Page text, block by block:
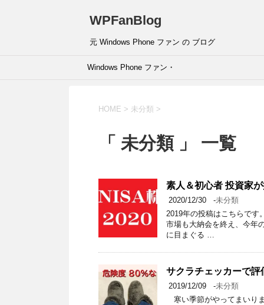
WPFanBlog
元 Windows Phone ファン の ブログ
Windows Phone ファン・
HOME > 未分類 >
「 未分類 」 一覧
素人＆初心者 投資家
2020/12/30 -未分類
2019年の投稿はこちらで
市場も大納会を終え、今年
に目まぐる …
サクラチェッカーで
2019/12/09 -未分類
寒い季節がやってまいり